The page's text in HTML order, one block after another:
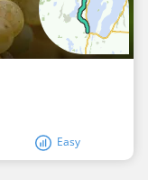
Easy